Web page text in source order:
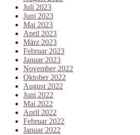
Juli 2023
Juni 2023
Mai 2023
April 2023
März 2023
Februar 2023
Januar 2023
November 2022
Oktober 2022
August 2022
Juni 2022
Mai 2022
April 2022
Februar 2022
Januar 2022